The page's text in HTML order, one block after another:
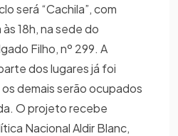
será “Cachila”, com
18h, na sede do
Filho, nº 299. A
dos lugares já foi
demais serão ocupados
O projeto recebe
Nacional Aldir Blanc,